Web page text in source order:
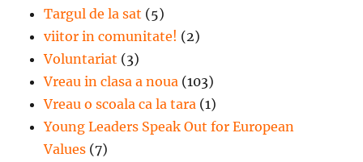
Targul de la sat (5)
viitor in comunitate! (2)
Voluntariat (3)
Vreau in clasa a noua (103)
Vreau o scoala ca la tara (1)
Young Leaders Speak Out for European
Values (7)